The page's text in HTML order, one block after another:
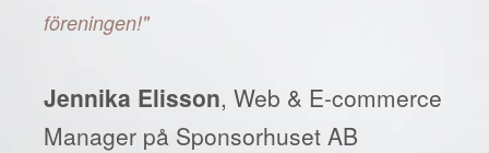
föreningen!"
Jennika Elisson, Web & E-commerce
Manager på Sponsorhuset AB